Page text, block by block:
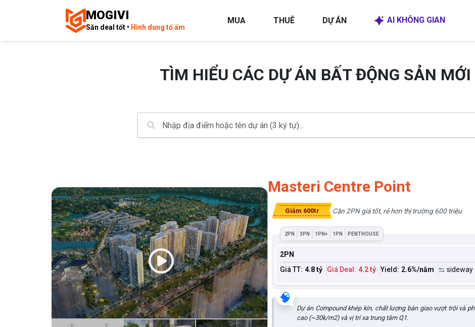
MOGIVI
Săn deal tốt • Hình dung tổ ấm
MUA THUÊ DỰ ÁN AI KHÔNG GIAN
TÌM HIỂU CÁC DỰ ÁN BẤT ĐỘNG SẢN
Masteri Centre Point
Giảm 600tr Căn 2PN giá tốt, rẻ hơn thị trường 600 triệu
2PN 3PN 1PN+ 1PN PENTHOUSE
2PN
Giá TT: 4.8 tỷ Giá Deal: 4.2 tỷ Yield: 2.6%/năm sideway
🧠
Dự án Compound khép kín, chất lượng bàn giao vượt trội và
cao (~30k/m2) và vị trí xa trung tâm Q1.